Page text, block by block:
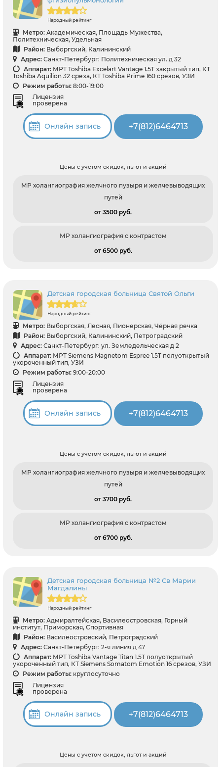
Народный рейтинг
Метро: Академическая, Площадь Мужества,
Политехническая, Удельная
Район: Выборгский, Калининский
Адрес: Санкт-Петербург: Политехническая ул. д 32
Аппарат: МРТ Toshiba Excelart Vantage 1.5T закрытый тип, КТ
Toshiba Aquilion 32 среза, КТ Toshiba Prime 160 срезов, УЗИ
Режим работы: 8:00-19:00
Лицензия
проверена
Онлайн запись +7(812)6464713
Цены с учетом скидок, льгот и акций
МР холангиография желчного пузыря и желчевыводящих
путей
от 3500 pуб.
МР холангиография с контрастом
от 6500 pуб.
Детская городская больница Святой Ольги
Народный рейтинг
Метро: Выборгская, Лесная, Пионерская, Чёрная речка
Район: Выборгский, Калининский, Петроградский
Адрес: Санкт-Петербург: ул. Земледельческая д 2
Аппарат: МРТ Siemens Magnetom Espree 1.5T полуоткрытый
укороченный тип, УЗИ
Режим работы: 9:00-20:00
Лицензия
проверена
Онлайн запись +7(812)6464713
Цены с учетом скидок, льгот и акций
МР холангиография желчного пузыря и желчевыводящих
путей
от 3700 pуб.
МР холангиография с контрастом
от 6700 pуб.
Детская городская больница №2 Св Марии
Магдалины
Народный рейтинг
Метро: Адмиралтейская, Василеостровская, Горный
институт, Приморская, Спортивная
Район: Василеостровский, Петроградский
Адрес: Санкт-Петербург: 2-я линия д 47
Аппарат: МРТ Toshiba Vantage Titan 1.5T полуоткрытый
укороченный тип, КТ Siemens Somatom Emotion 16 срезов, УЗИ
Режим работы: круглосуточно
Лицензия
проверена
Онлайн запись +7(812)6464713
Цены с учетом скидок, льгот и акций